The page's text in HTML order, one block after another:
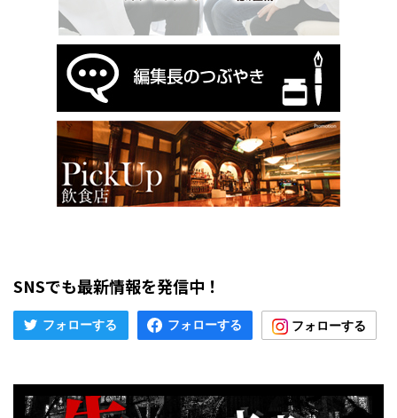
SNSでも最新情報を発信中！